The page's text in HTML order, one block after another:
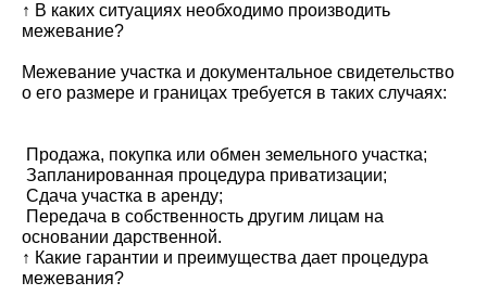
↑ В каких ситуациях необходимо производить
межевание?
Межевание участка и документальное свидетельство
о его размере и границах требуется в таких случаях:
Продажа, покупка или обмен земельного участка;
Запланированная процедура приватизации;
Сдача участка в аренду;
Передача в собственность другим лицам на
основании дарственной.
↑ Какие гарантии и преимущества дает процедура
межевания?